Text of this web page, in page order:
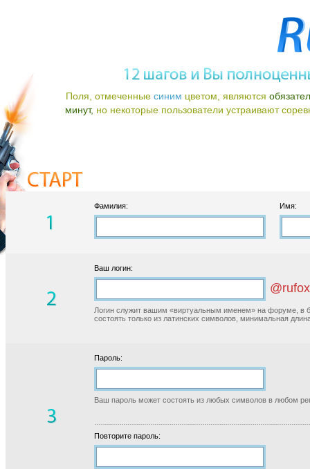
Поля, отмеченные синим цветом, являются
минут, но некоторые пользователи устраивают
Фамилия: Имя:
Ваш логин:
Логин служит вашим «виртуальным именем» на форуме, в
состоять только из латинских символов, минимальная
Пароль:
Ваш пароль может состоять из любых символов в любом
Повторите пароль: